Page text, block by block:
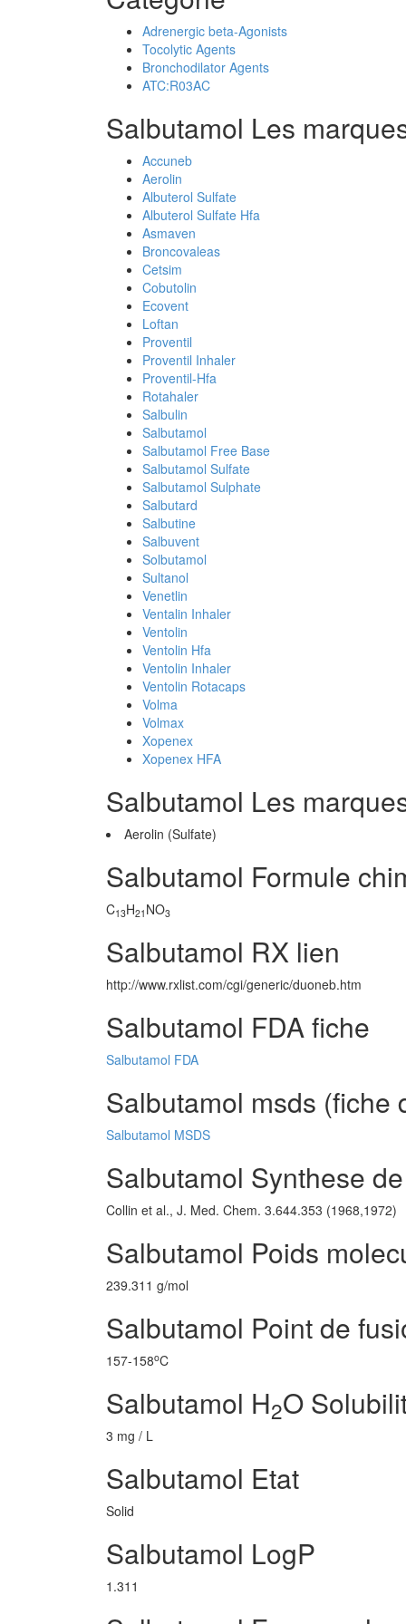
Adrenergic beta-Agonists
Tocolytic Agents
Bronchodilator Agents
ATC:R03AC
Salbutamol Les
Accuneb
Aerolin
Albuterol Sulfate
Albuterol Sulfate Hfa
Asmaven
Broncovaleas
Cetsim
Cobutolin
Ecovent
Loftan
Proventil
Proventil Inhaler
Proventil-Hfa
Rotahaler
Salbulin
Salbutamol
Salbutamol Free Base
Salbutamol Sulfate
Salbutamol Sulphate
Salbutard
Salbutine
Salbuvent
Solbutamol
Sultanol
Venetlin
Ventalin Inhaler
Ventolin
Ventolin Hfa
Ventolin Inhaler
Ventolin Rotacaps
Volma
Volmax
Xopenex
Xopenex HFA
Salbutamol Les
Aerolin (Sulfate)
Salbutamol Formule
C13H21 NO3
Salbutamol RX lien
http://www.rxlist.com/cgi/generic/duoneb.htm
Salbutamol FDA fiche
Salbutamol FDA
Salbutamol msds (fiche
Salbutamol MSDS
Salbutamol Synthese
Collin et al., J. Med. Chem. 3.644.353 (1968,1972)
Salbutamol Poids
239.311 g/mol
Salbutamol Point de
157-158oC
Salbutamol H2O
3 mg / L
Salbutamol Etat
Solid
Salbutamol LogP
1.311